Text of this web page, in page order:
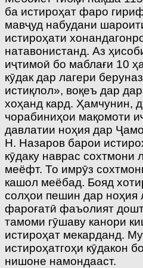
ба истироҳат фаро
мавҷуд набудани
истироҳати
натавонистанд. Аз
иҷтимоӣ бо маблағи 10
кӯдак дар лагери
истиқлол», воқеъ дар
хоҳанд кард. Ҳамчунин,
чорабиниҳои мақомоти
давлатии ноҳия дар
Н. Назаров барои
кӯдаку наврас сохтмони
меёфт. То имрӯз
кашол меёбад. Бояд
солҳои пешин дар ноҳия
фароғатӣ фаъолият
тамоми гӯшаву канори
истироҳат мекарданд.
истироҳатгоҳи кӯдакон
нишоне намондааст.